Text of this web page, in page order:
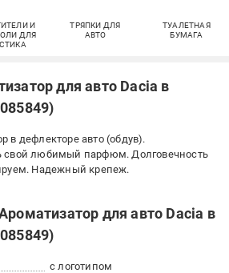
И
ДЛЯ
ТРЯПКИ ДЛЯ
АВТО
ТУАЛЕТНАЯ
БУМАГА
для авто Dacia в
в дефлекторе авто (обдув).
свой любимый парфюм. Долговечность
Надежный крепеж.
для авто Dacia в
с логотипом